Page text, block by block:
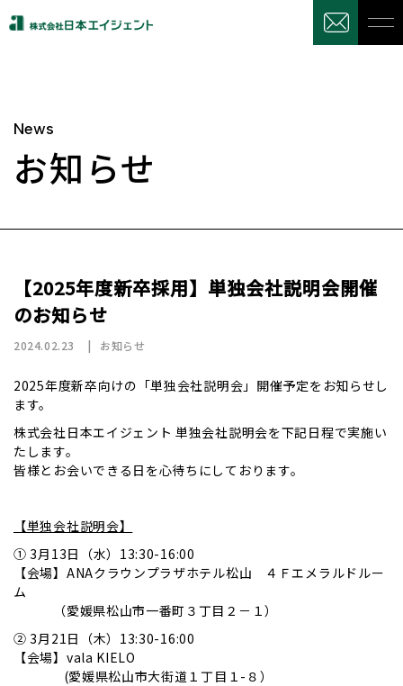
News
お知らせ
【2025年度新卒採用】単独会社説明会開催
のお知らせ
2024.02.23 お知らせ
2025年度新卒向けの「単独会社説明会」開催予定をお知らせし
ます。
株式会社日本エイジェント 単独会社説明会を下記日程で実施い
たします。
皆様とお会いできる日を心待ちにしております。
【単独会社説明会】
① 3月13日（水）13:30-16:00
【会場】ANAクラウンプラザホテル松山 ４Ｆエメラルドルー
ム
（愛媛県松山市一番町３丁目２－１）
② 3月21日（木）13:30-16:00
【会場】vala KIELO
(愛媛県松山市大街道１丁目１-８）